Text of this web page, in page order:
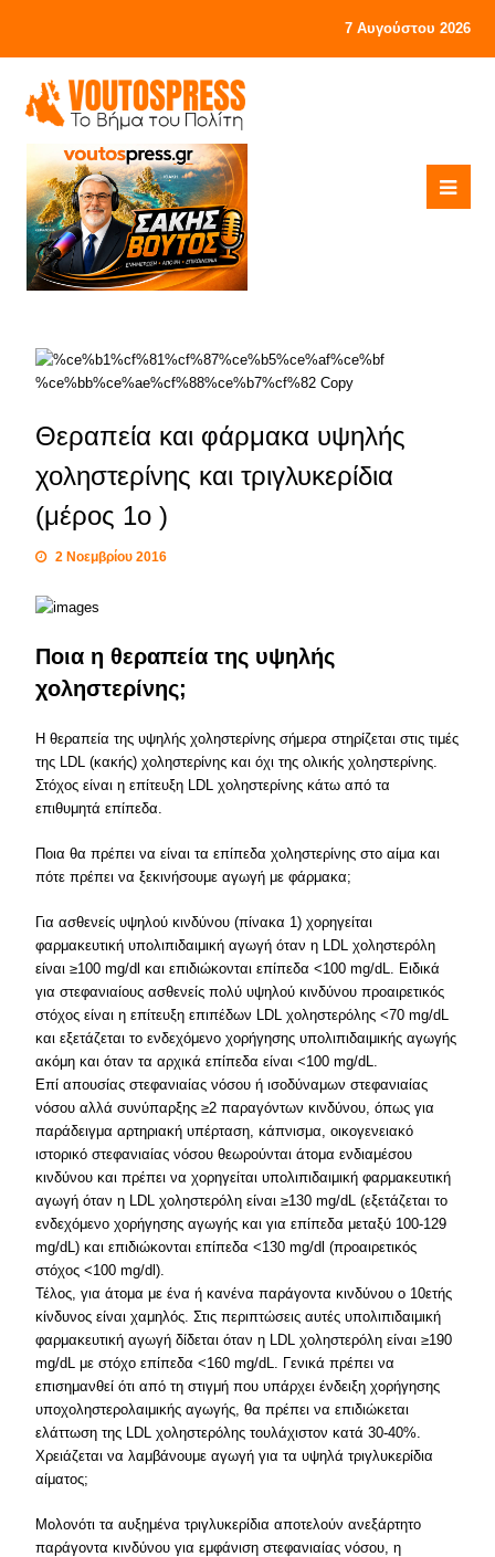
7 Αυγούστου 2026
Θεραπεία και φάρμακα υψηλής
χοληστερίνης και τριγλυκερίδια
(μέρος 1ο )
2 Νοεμβρίου 2016
Ποια η θεραπεία της υψηλής
χοληστερίνης;
Η θεραπεία της υψηλής χοληστερίνης σήμερα στηρίζεται στις τιμές
της LDL (κακής) χοληστερίνης και όχι της ολικής χοληστερίνης.
Στόχος είναι η επίτευξη LDL χοληστερίνης κάτω από τα
επιθυμητά επίπεδα.
Ποια θα πρέπει να είναι τα επίπεδα χοληστερίνης στο αίμα και
πότε πρέπει να ξεκινήσουμε αγωγή με φάρμακα;
Για ασθενείς υψηλού κινδύνου (πίνακα 1) χορηγείται
φαρμακευτική υπολιπιδαιμική αγωγή όταν η LDL χοληστερόλη
είναι ≥100 mg/dl και επιδιώκονται επίπεδα <100 mg/dL. Ειδικά
για στεφανιαίους ασθενείς πολύ υψηλού κινδύνου προαιρετικός
στόχος είναι η επίτευξη επιπέδων LDL χοληστερόλης <70 mg/dL
και εξετάζεται το ενδεχόμενο χορήγησης υπολιπιδαιμικής αγωγής
ακόμη και όταν τα αρχικά επίπεδα είναι <100 mg/dL.
Επί απουσίας στεφανιαίας νόσου ή ισοδύναμων στεφανιαίας
νόσου αλλά συνύπαρξης ≥2 παραγόντων κινδύνου, όπως για
παράδειγμα αρτηριακή υπέρταση, κάπνισμα, οικογενειακό
ιστορικό στεφανιαίας νόσου θεωρούνται άτομα ενδιαμέσου
κινδύνου και πρέπει να χορηγείται υπολιπιδαιμική φαρμακευτική
αγωγή όταν η LDL χοληστερόλη είναι ≥130 mg/dL (εξετάζεται το
ενδεχόμενο χορήγησης αγωγής και για επίπεδα μεταξύ 100-129
mg/dL) και επιδιώκονται επίπεδα <130 mg/dl (προαιρετικός
στόχος <100 mg/dl).
Τέλος, για άτομα με ένα ή κανένα παράγοντα κινδύνου ο 10ετής
κίνδυνος είναι χαμηλός. Στις περιπτώσεις αυτές υπολιπιδαιμική
φαρμακευτική αγωγή δίδεται όταν η LDL χοληστερόλη είναι ≥190
mg/dL με στόχο επίπεδα <160 mg/dL. Γενικά πρέπει να
επισημανθεί ότι από τη στιγμή που υπάρχει ένδειξη χορήγησης
υποχοληστερολαιμικής αγωγής, θα πρέπει να επιδιώκεται
ελάττωση της LDL χοληστερόλης τουλάχιστον κατά 30-40%.
Χρειάζεται να λαμβάνουμε αγωγή για τα υψηλά τριγλυκερίδια
αίματος;
Μολονότι τα αυξημένα τριγλυκερίδια αποτελούν ανεξάρτητο
παράγοντα κινδύνου για εμφάνιση στεφανιαίας νόσου, η